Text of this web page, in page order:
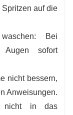
auf die
Bei
sofort
nicht bessern,
Anweisungen.
nicht in das